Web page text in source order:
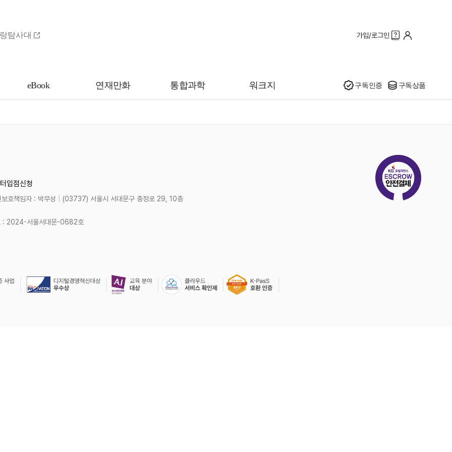
탐사대 가입/로그인
eBook 연재만화 통합과학 워크지 구독인증 구독상품
입점신청
호책임자 : 박무성 (03737) 서울시 서대문구 충정로 29, 10층
: 2024-서울서대문-0682호